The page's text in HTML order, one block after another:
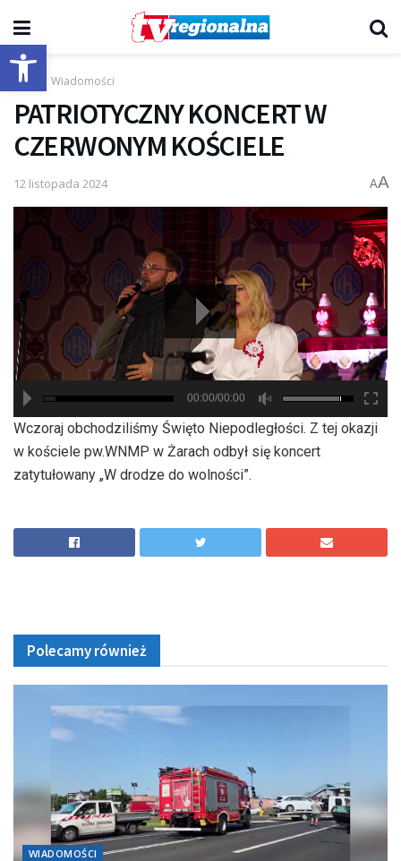
Otwórz pasek narzędzi
Start Wiadomości
PATRIOTYCZNY KONCERT W
CZERWONYM KOŚCIELE
12 listopada 2024 AA
hd2880
hd2160
hd2160
hd1440
highres
hd1080
hd720
large
medium
small
tiny
00:00/00:00
Wczoraj obchodziliśmy Święto Niepodległości. Z tej okazji
w kościele pw.WNMP w Żarach odbył się koncert
zatytułowany „W drodze do wolności”.
Polecamy również
WIADOMOŚCI